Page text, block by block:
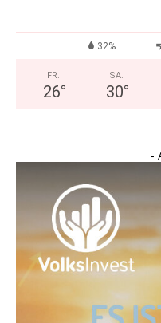
32%
FR.
26°
SA.
30°
-